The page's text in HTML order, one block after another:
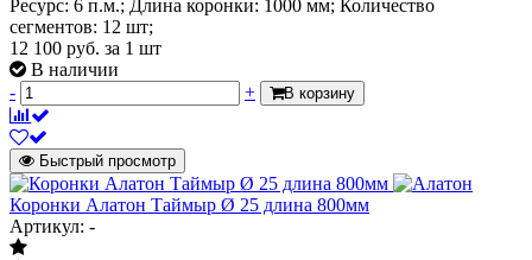
Ресурс: 6 п.м.; Длина коронки: 1000 мм; Количество
сегментов: 12 шт;
12 100 руб. за 1 шт
В наличии
-
+ В корзину
Быстрый просмотр
Коронки Алатон Таймыр Ø 25 длина 800мм
Артикул: -